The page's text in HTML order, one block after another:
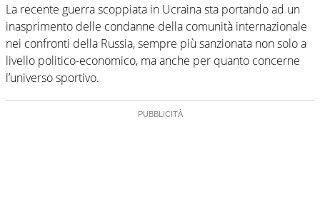
La recente guerra scoppiata in Ucraina sta portando ad un
inasprimento delle condanne della comunità internazionale
nei confronti della Russia, sempre più sanzionata non solo a
livello politico-economico, ma anche per quanto concerne
l’universo sportivo.